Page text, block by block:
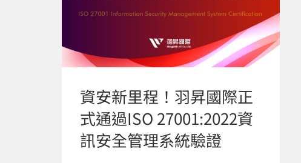
資安新里程！羽昇國際正
式通過ISO 27001:2022資
訊安全管理系統驗證